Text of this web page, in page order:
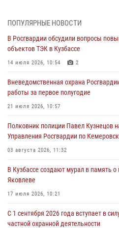
07 августа 2026, 05:32
С 1 сентября 2026 года вступает в
частной охранной деятельности
06 августа 2026, 10:19
Росгвардейцы задержали
ножевого ранения кемеровчанину
06 августа 2026, 09:18
Росгвардейцы задержали мужчину,
горожанки
06 августа 2026, 08:17
Росгвардейцы пресекли
новокузнечанку от агрессивного
06 августа 2026, 07:16
ПОПУЛЯРНЫЕ НОВОСТИ
В Росгвардии обсудили вопросы
объектов ТЭК в Кузбассе
14 июля 2026, 10:54 2
Вневедомственная охрана
работы за первое полугодие
21 июля 2026, 10:57
Полковник полиции Павел Кузнецов
Управления Росгвардии по
03 августа 2026, 11:32
В Кузбассе создают мурал в память
Яковлеве
17 июля 2026, 10:21
С 1 сентября 2026 года вступает в
частной охранной деятельности